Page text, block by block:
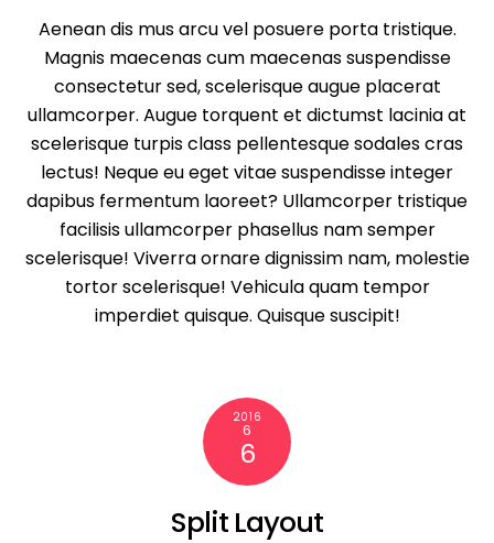
Aenean dis mus arcu vel posuere porta tristique.
Magnis maecenas cum maecenas suspendisse
consectetur sed, scelerisque augue placerat
ullamcorper. Augue torquent et dictumst lacinia at
scelerisque turpis class pellentesque sodales cras
lectus! Neque eu eget vitae suspendisse integer
dapibus fermentum laoreet? Ullamcorper tristique
facilisis ullamcorper phasellus nam semper
scelerisque! Viverra ornare dignissim nam, molestie
tortor scelerisque! Vehicula quam tempor
imperdiet quisque. Quisque suscipit!
2016
6
6
Split Layout